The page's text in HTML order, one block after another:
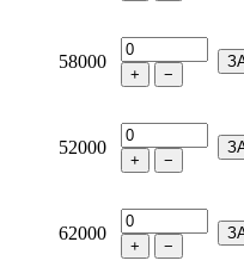
58000
+ −
52000
+ −
62000
+ −